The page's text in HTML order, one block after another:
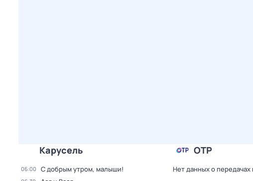
Карусель
06:00 С добрым утром, малыши!
ОТР
Нет данных о передачах